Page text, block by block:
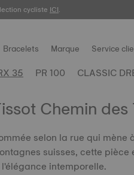
cycliste ICI.
Bracelets Marque Service
35 PR 100 CLASSIC
Chemin des
selon la rue qui mène
suisses, cette
intemporelle.